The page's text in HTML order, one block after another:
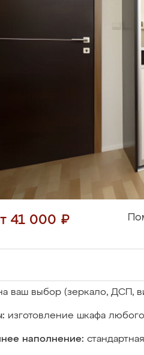
41 000 ₽
ваш выбор (зеркало, ДСП,
изготовление шкафа
наполнение: